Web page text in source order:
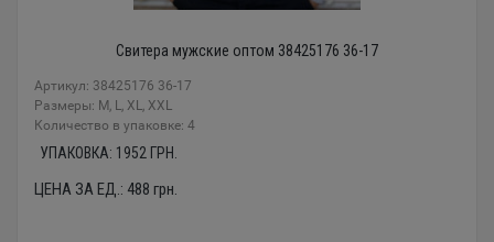
Свитера мужские оптом 38425176 36-17
Артикул: 38425176 36-17
Размеры: M, L, XL, XXL
Количество в упаковке: 4
УПАКОВКА: 1952 ГРН.
ЦЕНА ЗА ЕД.: 488 грн.